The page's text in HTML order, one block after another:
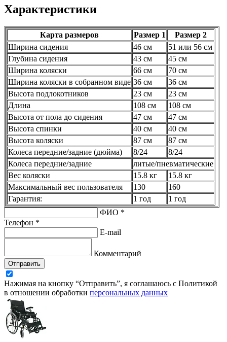
Характеристики
Карта размеров Размер 1
Размер 2
Ширина сидения
46 см
51 или 56 см
Глубина сидения
43 см
45 см
Ширина коляски
66 см
70 см
Ширина коляски в собранном виде 36 см
36 см
Высота подлокотников
23 см
23 см
Длина
108 см
108 см
Высота от пола до сидения
47 см
47 см
Высота спинки
40 см
40 см
Высота коляски
87 см
87 см
Колеса передние/задние (дюйма)
8/24
8/24
Колеса передние/задние
литые/пневматические
Вес коляски
15.8 кг
15.8 кг
Максимальный вес пользователя
130
160
Гарантия:
1 год
1 год
ФИО *
Телефон *
E-mail
Комментарий
Отправить
Нажимая на кнопку “Отправить”, я соглашаюсь с Политикой
в отношении обработки персональных данных